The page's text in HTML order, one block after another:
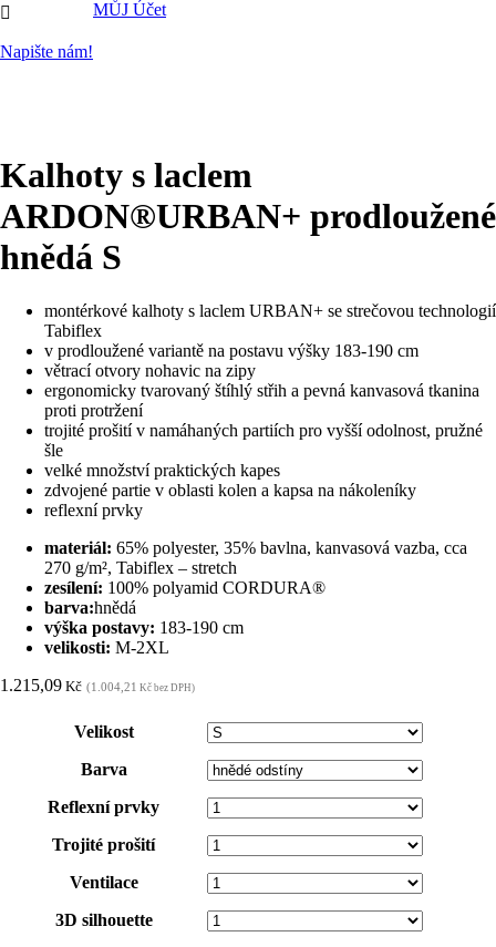

Napište nám!
MŮJ Účet
Kalhoty s laclem
ARDON®URBAN+ prodloužené
hnědá S
montérkové kalhoty s laclem URBAN+ se strečovou technologií
Tabiflex
v prodloužené variantě na postavu výšky 183-190 cm
větrací otvory nohavic na zipy
ergonomicky tvarovaný štíhlý střih a pevná kanvasová tkanina
proti protržení
trojité prošití v namáhaných partiích pro vyšší odolnost, pružné
šle
velké množství praktických kapes
zdvojené partie v oblasti kolen a kapsa na nákoleníky
reflexní prvky
materiál: 65% polyester, 35% bavlna, kanvasová vazba, cca
270 g/m², Tabiflex – stretch
zesílení: 100% polyamid CORDURA®
barva:hnědá
výška postavy: 183-190 cm
velikosti: M-2XL
1.215,09 Kč (1.004,21 Kč bez DPH)
Velikost
Barva
Reflexní prvky
Trojité prošití
Ventilace
3D silhouette